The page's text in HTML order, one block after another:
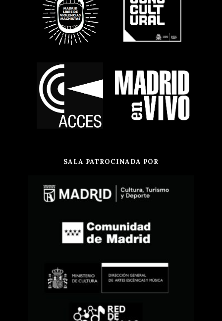
SALA PATROCINADA POR